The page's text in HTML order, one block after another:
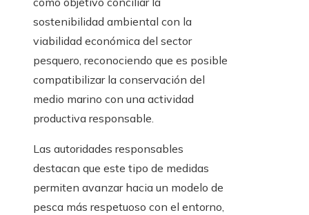
sostenibilidad ambiental con la
viabilidad económica del sector
pesquero, reconociendo que es posible
compatibilizar la conservación del
medio marino con una actividad
productiva responsable.
Las autoridades responsables
destacan que este tipo de medidas
permiten avanzar hacia un modelo de
pesca más respetuoso con el entorno,